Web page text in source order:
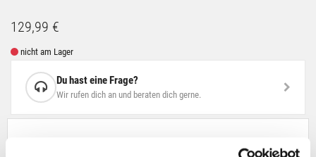
129,99 €
nicht am Lager
Du hast eine Frage?
Wir rufen dich an und beraten dich gerne.